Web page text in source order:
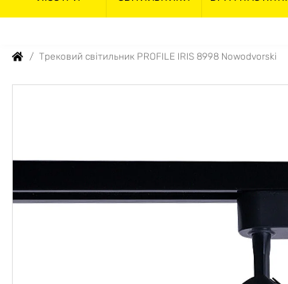
Трековий світильник PROFILE IRIS 8998 Nowodvorski